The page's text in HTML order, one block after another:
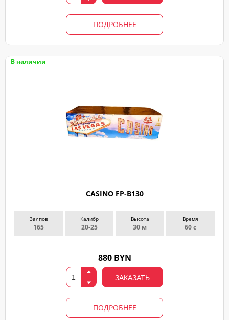
ПОДРОБНЕЕ
В наличии
CASINO FP-B130
Залпов
165
Калибр
20-25
Высота
30 м
Время
60 с
880 BYN
ЗАКАЗАТЬ
ПОДРОБНЕЕ